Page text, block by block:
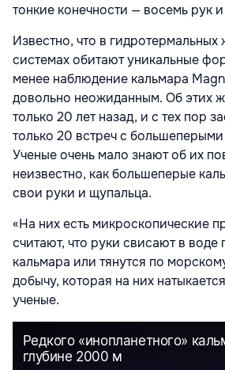
тонкие конечности — восемь рук
Известно, что в
системах обитают уникальные
менее наблюдение кальмара
довольно неожиданным. Об этих
только 20 лет назад, и с тех пор
только 20 встреч с
Ученые очень мало знают об их
неизвестно, как большеперые
свои руки и щупальца.
«На них есть микроскопические
считают, что руки свисают в воде
кальмара или тянутся по
добычу, которая на них
ученые.